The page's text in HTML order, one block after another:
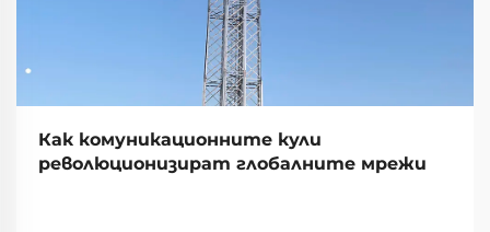
Как комуникационните кули
революционизират глобалните мрежи